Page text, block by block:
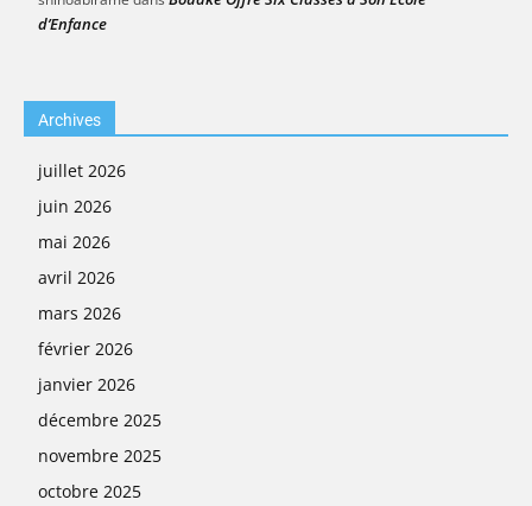
d’Enfance
Archives
juillet 2026
juin 2026
mai 2026
avril 2026
mars 2026
février 2026
janvier 2026
décembre 2025
novembre 2025
octobre 2025